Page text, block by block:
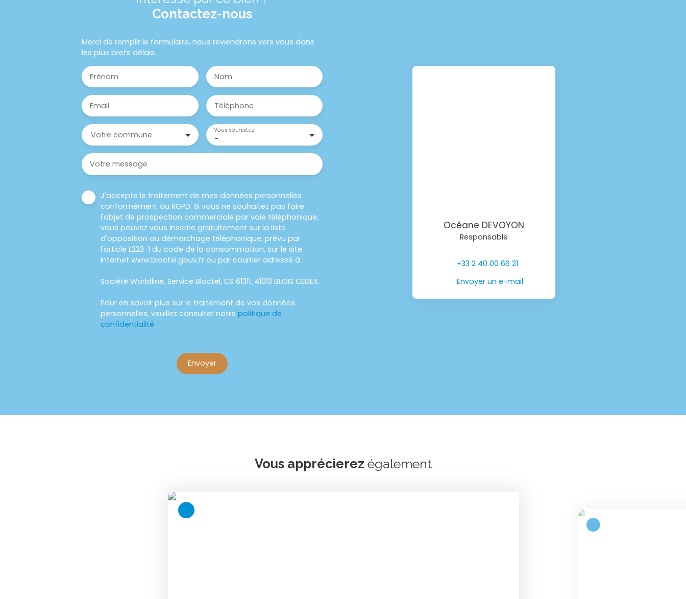
Contactez-nous
Merci de remplir le formulaire, nous reviendrons vers vous dans
les plus brefs délais.
Prénom Nom
Email Téléphone
Votre commune -
Vous souhaitez
Votre message
J'accepte le traitement de mes données personnelles
conformément au RGPD. Si vous ne souhaitez pas faire
l'objet de prospection commerciale par voie téléphonique,
vous pouvez vous inscrire gratuitement sur la liste
d'opposition au démarchage téléphonique, prévu par
l'article L223-1 du code de la consommation, sur le site
Internet www.bloctel.gouv.fr ou par courrier adressé à :
Société Worldline, Service Bloctel, CS 61311, 41013 BLOIS CEDEX.
Pour en savoir plus sur le traitement de vos données
personnelles, veuillez consulter notre politique de
confidentialité.
Envoyer
Océane DEVOYON
Responsable
+33 2 40 00 66 21
Envoyer un e-mail
Vous apprécierez également